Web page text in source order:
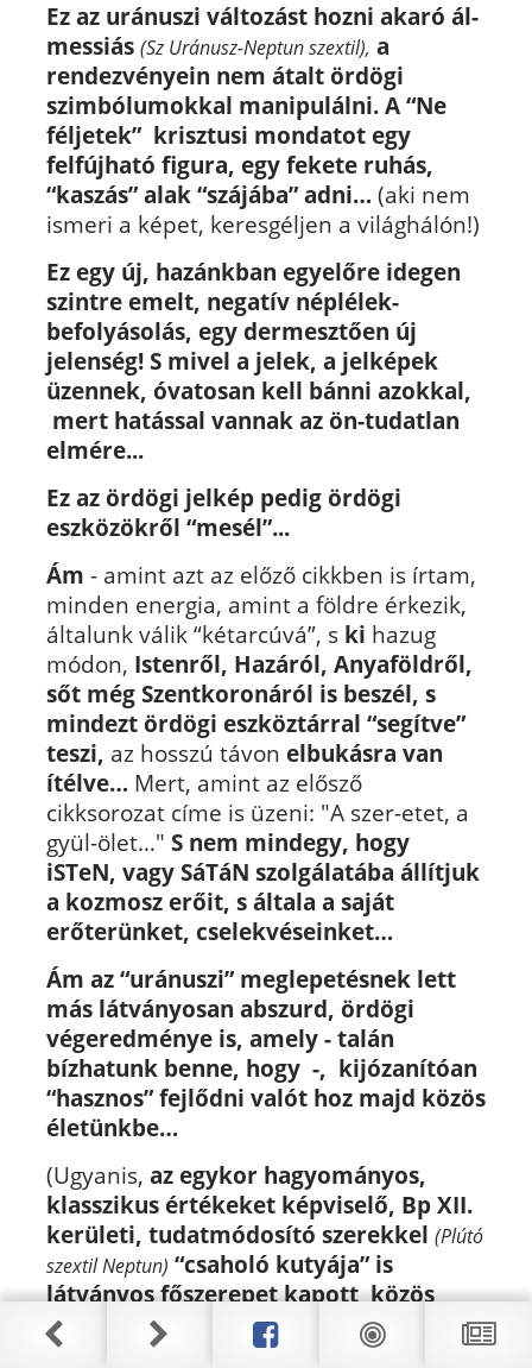
Ez az uránuszi változást hozni akaró ál-
messiás (Sz Uránusz-Neptun szextil), a
rendezvényein nem átalt ördögi
szimbólumokkal manipulálni. A “Ne
féljetek” krisztusi mondatot egy
felfújható figura, egy fekete ruhás,
“kaszás” alak “szájába” adni… (aki nem
ismeri a képet, keresgéljen a világhálón!)
Ez egy új, hazánkban egyelőre idegen
szintre emelt, negatív néplélek-
befolyásolás, egy dermesztően új
jelenség! S mivel a jelek, a jelképek
üzennek, óvatosan kell bánni azokkal,
mert hatással vannak az ön-tudatlan
elmére...
Ez az ördögi jelkép pedig ördögi
eszközökről “mesél”...
Ám - amint azt az előző cikkben is írtam,
minden energia, amint a földre érkezik,
általunk válik “kétarcúvá”, s ki hazug
módon, Istenről, Hazáról, Anyaföldről,
sőt még Szentkoronáról is beszél, s
mindezt ördögi eszköztárral “segítve”
teszi, az hosszú távon elbukásra van
ítélve…Mert, amint az elősző
cikksorozat címe is üzeni: "A szer-etet, a
gyül-ölet…" S nem mindegy, hogy
iSTeN, vagy SáTáN szolgálatába állítjuk
a kozmosz erőit, s általa a saját
erőterünket, cselekvéseinket…
Ám az “uránuszi” meglepetésnek lett
más látványosan abszurd, ördögi
végeredménye is, amely - talán
bízhatunk benne, hogy -, kijózanítóan
“hasznos” fejlődni valót hoz majd közös
életünkbe…
(Ugyanis, az egykor hagyományos,
klasszikus értékeket képviselő, Bp XII.
kerületi, tudatmódosító szerekkel (Plútó
szextil Neptun) “csaholó kutyája” is
látványos főszerepet kapott közös
életünkben…